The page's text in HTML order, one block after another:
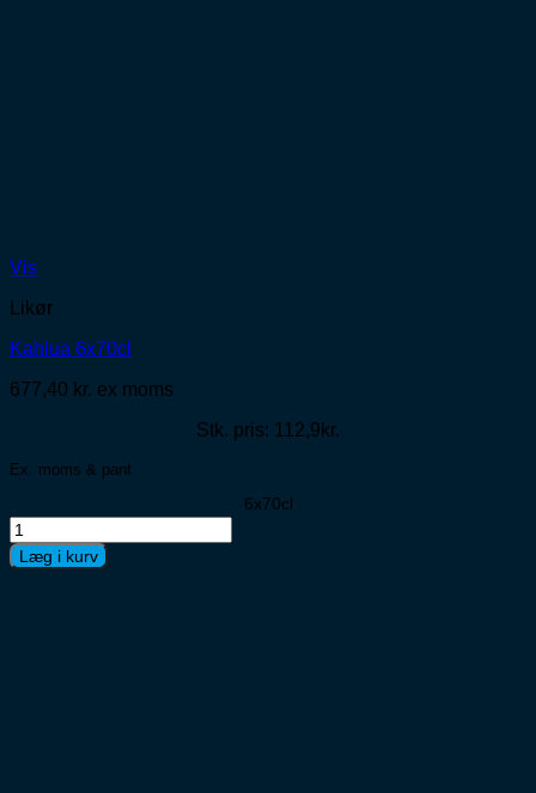
Vis
Likør
Kahlua 6x70cl
677,40 kr. ex moms
Stk. pris: 112,9kr.
Ex. moms & pant
6x70cl
Kahlua
6x70cl
antal
Læg i kurv